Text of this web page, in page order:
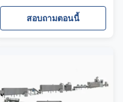
สอบถามตอนนี้